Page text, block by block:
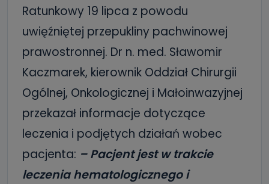
Ratunkowy 19 lipca z powodu
uwięźniętej przepukliny pachwinowej
prawostronnej. Dr n. med. Sławomir
Kaczmarek, kierownik Oddział Chirurgii
Ogólnej, Onkologicznej i Małoinwazyjnej
przekazał informacje dotyczące
leczenia i podjętych działań wobec
pacjenta: – Pacjent jest w trakcie
leczenia hematologicznego i